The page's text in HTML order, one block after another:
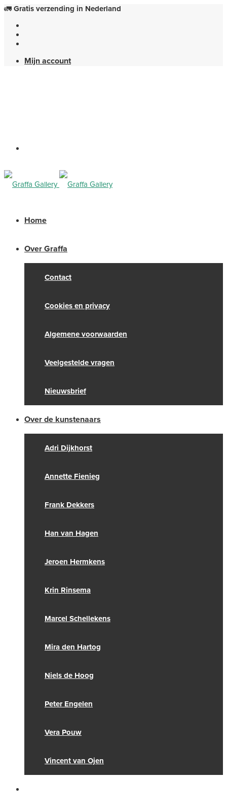
🚛 Gratis verzending in Nederland
Mijn account
Home
Over Graffa
Contact
Cookies en privacy
Algemene voorwaarden
Veelgestelde vragen
Nieuwsbrief
Over de kunstenaars
Adri Dijkhorst
Annette Fienieg
Frank Dekkers
Han van Hagen
Jeroen Hermkens
Krin Rinsema
Marcel Schellekens
Mira den Hartog
Niels de Hoog
Peter Engelen
Vera Pouw
Vincent van Ojen